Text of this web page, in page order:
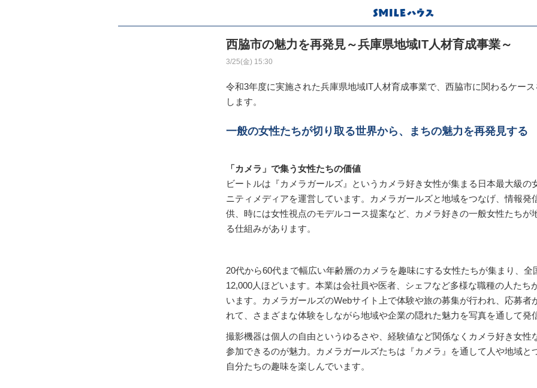
西脇市の魅力を再発見～兵庫県地域IT人材育成事業～
3/25(金) 15:30
令和3年度に実施された兵庫県地域IT人材育成事業で、西脇市に関わるケー
します。
一般の女性たちが切り取る世界から、まちの魅力を再発見する
「カメラ」で集う女性たちの価値
ビートルは『カメラガールズ』というカメラ好き女性が集まる日本最大級の
ニティメディアを運営しています。カメラガールズと地域をつなげ、情報発
供、時には女性視点のモデルコース提案など、カメラ好きの一般女性たちが
る仕組みがあります。
20代から60代まで幅広い年齢層のカメラを趣味にする女性たちが集まり、全
12,000人ほどいます。本業は会社員や医者、シェフなど多様な職種の人たち
います。カメラガールズのWebサイト上で体験や旅の募集が行われ、応募者
れて、さまざまな体験をしながら地域や企業の隠れた魅力を写真を通して発
撮影機器は個人の自由というゆるさや、経験値など関係なくカメラ好き女性
参加できるのが魅力。カメラガールズたちは『カメラ』を通して人や地域と
自分たちの趣味を楽しんでいます。